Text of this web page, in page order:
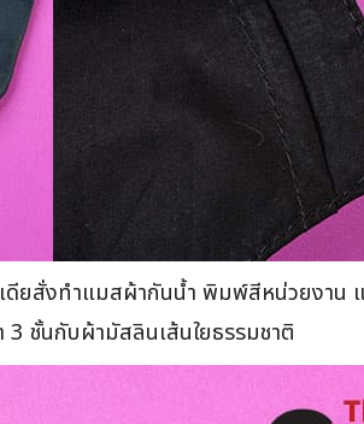
ยสั่งทำแมสผ้ากันน้ำ พิมพ์สีหน่วยงาน
ชั้นกับผ้ามัสลินเส้นใยธรรมชาติ